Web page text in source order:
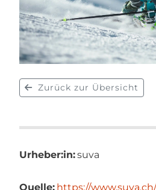
Zurück zur Übersicht
Urheber:in:suva
Quelle: https://